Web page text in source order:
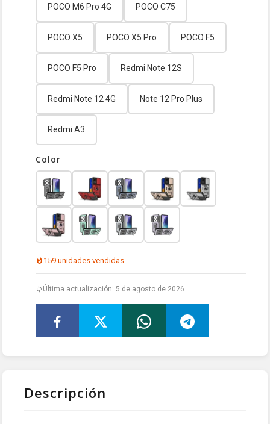
POCO M6 Pro 4G POCO C75
POCO X5 POCO X5 Pro POCO F5
POCO F5 Pro Redmi Note 12S
Redmi Note 12 4G Note 12 Pro Plus
Redmi A3
Color
159 unidades vendidas
Última actualización: 5 de agosto de 2026
Descripción